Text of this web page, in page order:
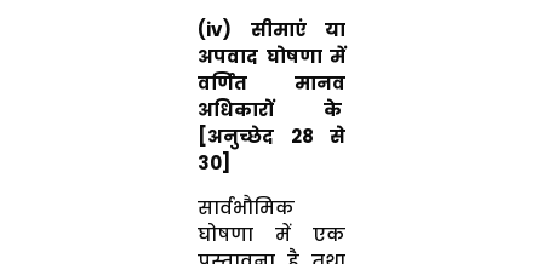
(iv) सीमाएं या
अपवाद घोषणा में
वर्णित मानव
अधिकारों के
[अनुच्छेद 28से
30]
सार्वभौमिक
घोषणा में एक